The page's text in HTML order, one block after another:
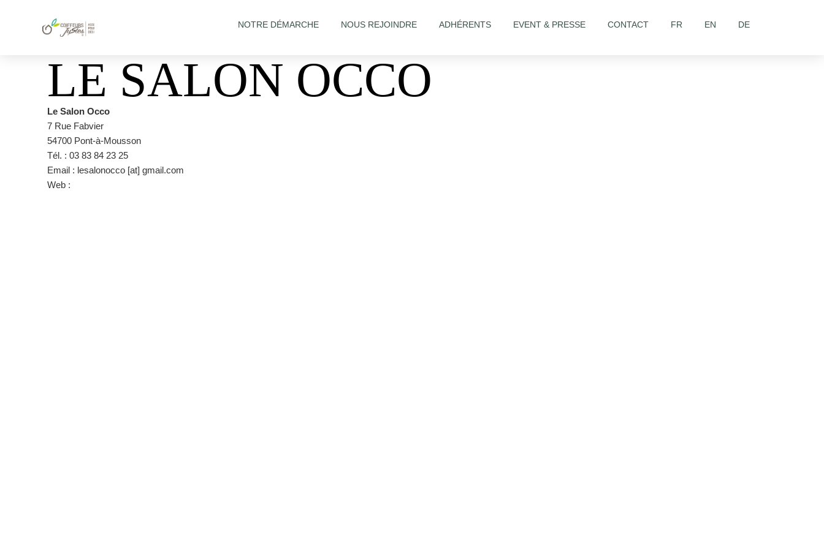
NOTRE DÉMARCHE NOUS REJOINDRE ADHÉRENTS EVENT & PRESSE CONTACT FR EN DE
LE SALON OCCO
Le Salon Occo
7 Rue Fabvier
54700 Pont-à-Mousson
Tél. : 03 83 84 23 25
Email : lesalonocco [at] gmail.com
Web :